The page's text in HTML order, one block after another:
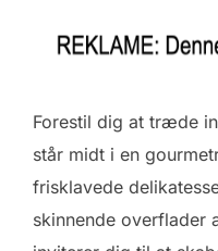
Forestil dig at træde
står midt i en
frisklavede
skinnende overflader